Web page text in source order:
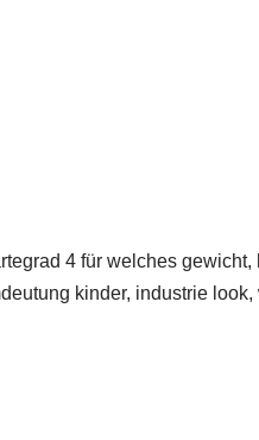
4 für welches gewicht,
kinder, industrie